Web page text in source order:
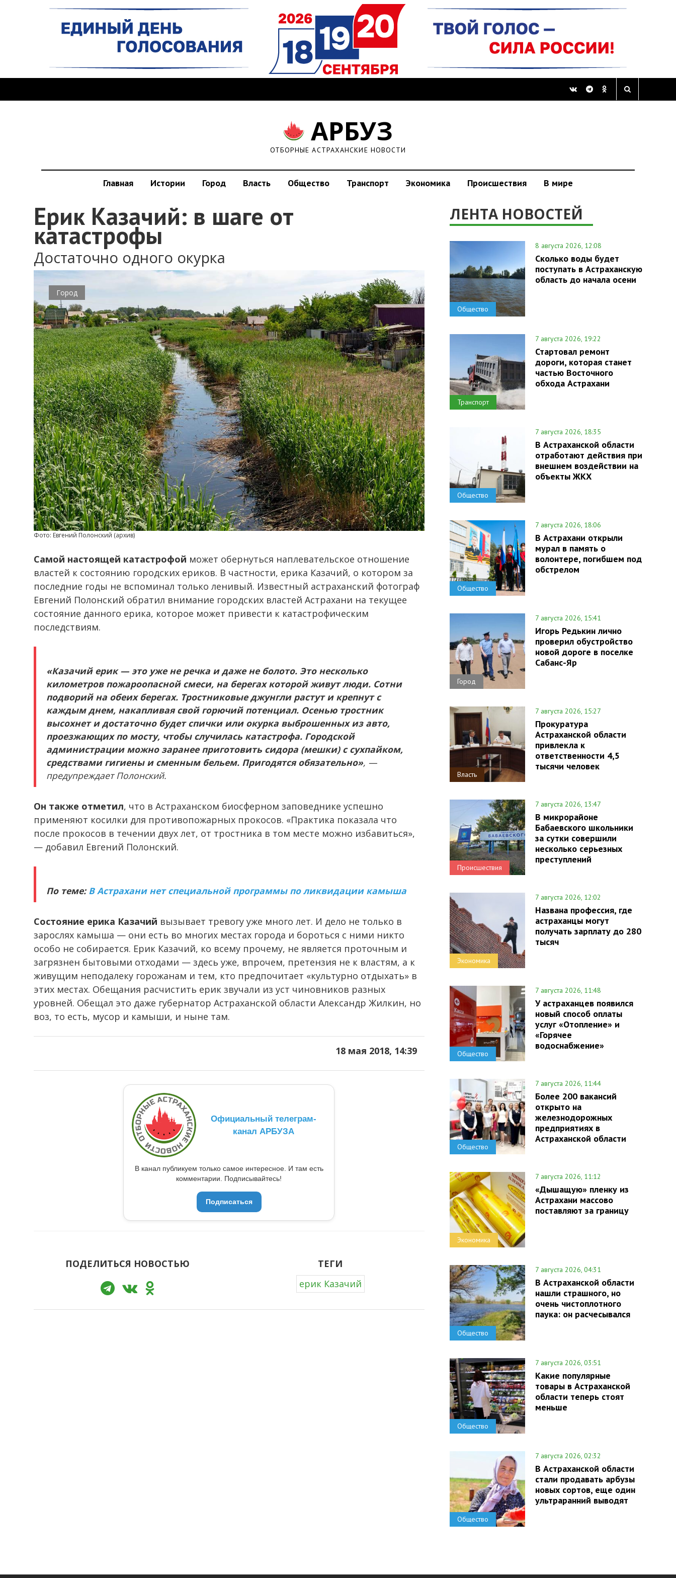
АРБУЗ
ОТБОРНЫЕ АСТРАХАНСКИЕ НОВОСТИ
Главная Истории Город Власть Общество Транспорт Экономика Происшествия В мире
Ерик Казачий: в шаге от
катастрофы
Достаточно одного окурка
Город
Фото: Евгений Полонский (архив)
Самой настоящей катастрофой может обернуться наплевательское отношение
властей к состоянию городских ериков. В частности, ерика Казачий, о котором за
последние годы не вспоминал только ленивый. Известный астраханский фотограф
Евгений Полонский обратил внимание городских властей Астрахани на текущее
состояние данного ерика, которое может привести к катастрофическим
последствиям.
«Казачий ерик — это уже не речка и даже не болото. Это несколько
километров пожароопасной смеси, на берегах которой живут люди. Сотни
подворий на обеих берегах. Тростниковые джунгли растут и крепнут с
каждым днем, накапливая свой горючий потенциал. Осенью тростник
высохнет и достаточно будет спички или окурка выброшенных из авто,
проезжающих по мосту, чтобы случилась катастрофа. Городской
администрации можно заранее приготовить сидора (мешки) с сухпайком,
средствами гигиены и сменным бельем. Пригодятся обязательно», —
предупреждает Полонский.
Он также отметил, что в Астраханском биосферном заповеднике успешно
применяют косилки для противопожарных прокосов. «Практика показала что
после прокосов в течении двух лет, от тростника в том месте можно избавиться»,
— добавил Евгений Полонский.
По теме: В Астрахани нет специальной программы по ликвидации камыша
Состояние ерика Казачий вызывает тревогу уже много лет. И дело не только в
зарослях камыша — они есть во многих местах города и бороться с ними никто
особо не собирается. Ерик Казачий, ко всему прочему, не является проточным и
загрязнен бытовыми отходами — здесь уже, впрочем, претензия не к властям, а к
живущим неподалеку горожанам и тем, кто предпочитает «культурно отдыхать» в
этих местах. Обещания расчистить ерик звучали из уст чиновников разных
уровней. Обещал это даже губернатор Астраханской области Александр Жилкин, но
воз, то есть, мусор и камыши, и ныне там.
18 мая 2018, 14:39
Официальный телеграм-
канал АРБУЗА
В канал публикуем только самое интересное. И там есть
комментарии. Подписывайтесь!
Подписаться
ПОДЕЛИТЬСЯ НОВОСТЬЮ
ТЕГИ
ерик Казачий
ЛЕНТА НОВОСТЕЙ
Общество
8 августа 2026, 12:08
Сколько воды будет
поступать в Астраханскую
область до начала осени
Транспорт
7 августа 2026, 19:22
Стартовал ремонт
дороги, которая станет
частью Восточного
обхода Астрахани
Общество
7 августа 2026, 18:35
В Астраханской области
отработают действия при
внешнем воздействии на
объекты ЖКХ
Общество
7 августа 2026, 18:06
В Астрахани открыли
мурал в память о
волонтере, погибшем под
обстрелом
Город
7 августа 2026, 15:41
Игорь Редькин лично
проверил обустройство
новой дороге в поселке
Сабанс-Яр
Власть
7 августа 2026, 15:27
Прокуратура
Астраханской области
привлекла к
ответственности 4,5
тысячи человек
Происшествия
7 августа 2026, 13:47
В микрорайоне
Бабаевского школьники
за сутки совершили
несколько серьезных
преступлений
Экономика
7 августа 2026, 12:02
Названа профессия, где
астраханцы могут
получать зарплату до 280
тысяч
Общество
7 августа 2026, 11:48
У астраханцев появился
новый способ оплаты
услуг «Отопление» и
«Горячее
водоснабжение»
Общество
7 августа 2026, 11:44
Более 200 вакансий
открыто на
железнодорожных
предприятиях в
Астраханской области
Экономика
7 августа 2026, 11:12
«Дышащую» пленку из
Астрахани массово
поставляют за границу
Общество
7 августа 2026, 04:31
В Астраханской области
нашли страшного, но
очень чистоплотного
паука: он расчесывался
Общество
7 августа 2026, 03:51
Какие популярные
товары в Астраханской
области теперь стоят
меньше
Общество
7 августа 2026, 02:32
В Астраханской области
стали продавать арбузы
новых сортов, еще один
ультраранний выводят